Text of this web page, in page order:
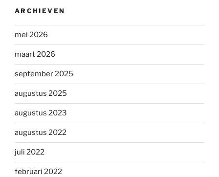
ARCHIEVEN
mei 2026
maart 2026
september 2025
augustus 2025
augustus 2023
augustus 2022
juli 2022
februari 2022